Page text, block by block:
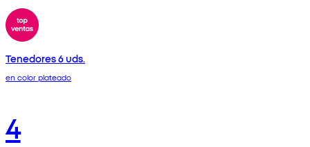
Tenedores 6 uds.
en color plateado
4